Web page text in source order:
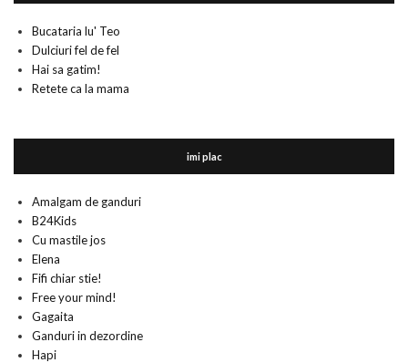
Bucataria lu' Teo
Dulciuri fel de fel
Hai sa gatim!
Retete ca la mama
imi plac
Amalgam de ganduri
B24Kids
Cu mastile jos
Elena
Fifi chiar stie!
Free your mind!
Gagaita
Ganduri in dezordine
Hapi